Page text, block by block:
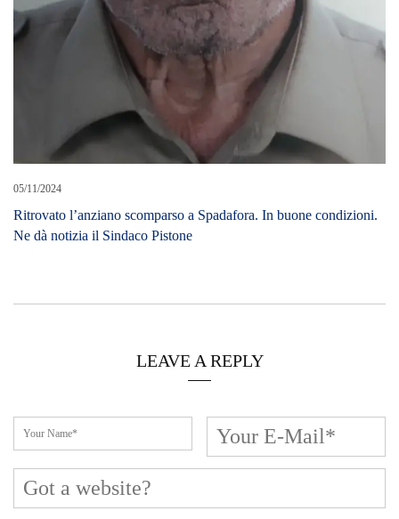
05/11/2024
Ritrovato l’anziano scomparso a Spadafora. In buone condizioni.
Ne dà notizia il Sindaco Pistone
LEAVE A REPLY